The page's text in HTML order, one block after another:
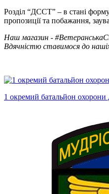
Розділ “ДССТ” – в стані
пропозиції та побажання,
Наш магазин -
Вдячністю ставимося до
1 окремий батальйон